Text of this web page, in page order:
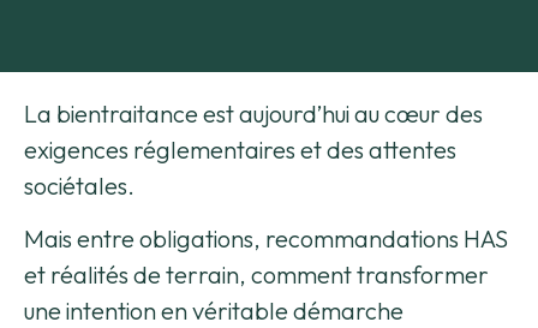
La bientraitance est aujourd’hui au cœur des
exigences réglementaires et des attentes
sociétales.
Mais entre obligations, recommandations HAS
et réalités de terrain, comment transformer
une intention en véritable démarche